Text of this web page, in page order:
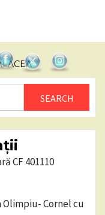
CF 401110
Cornel cu